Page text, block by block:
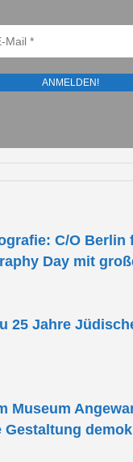
C/O Berlin
Day mit
25 Jahre
Museum
Gestaltung